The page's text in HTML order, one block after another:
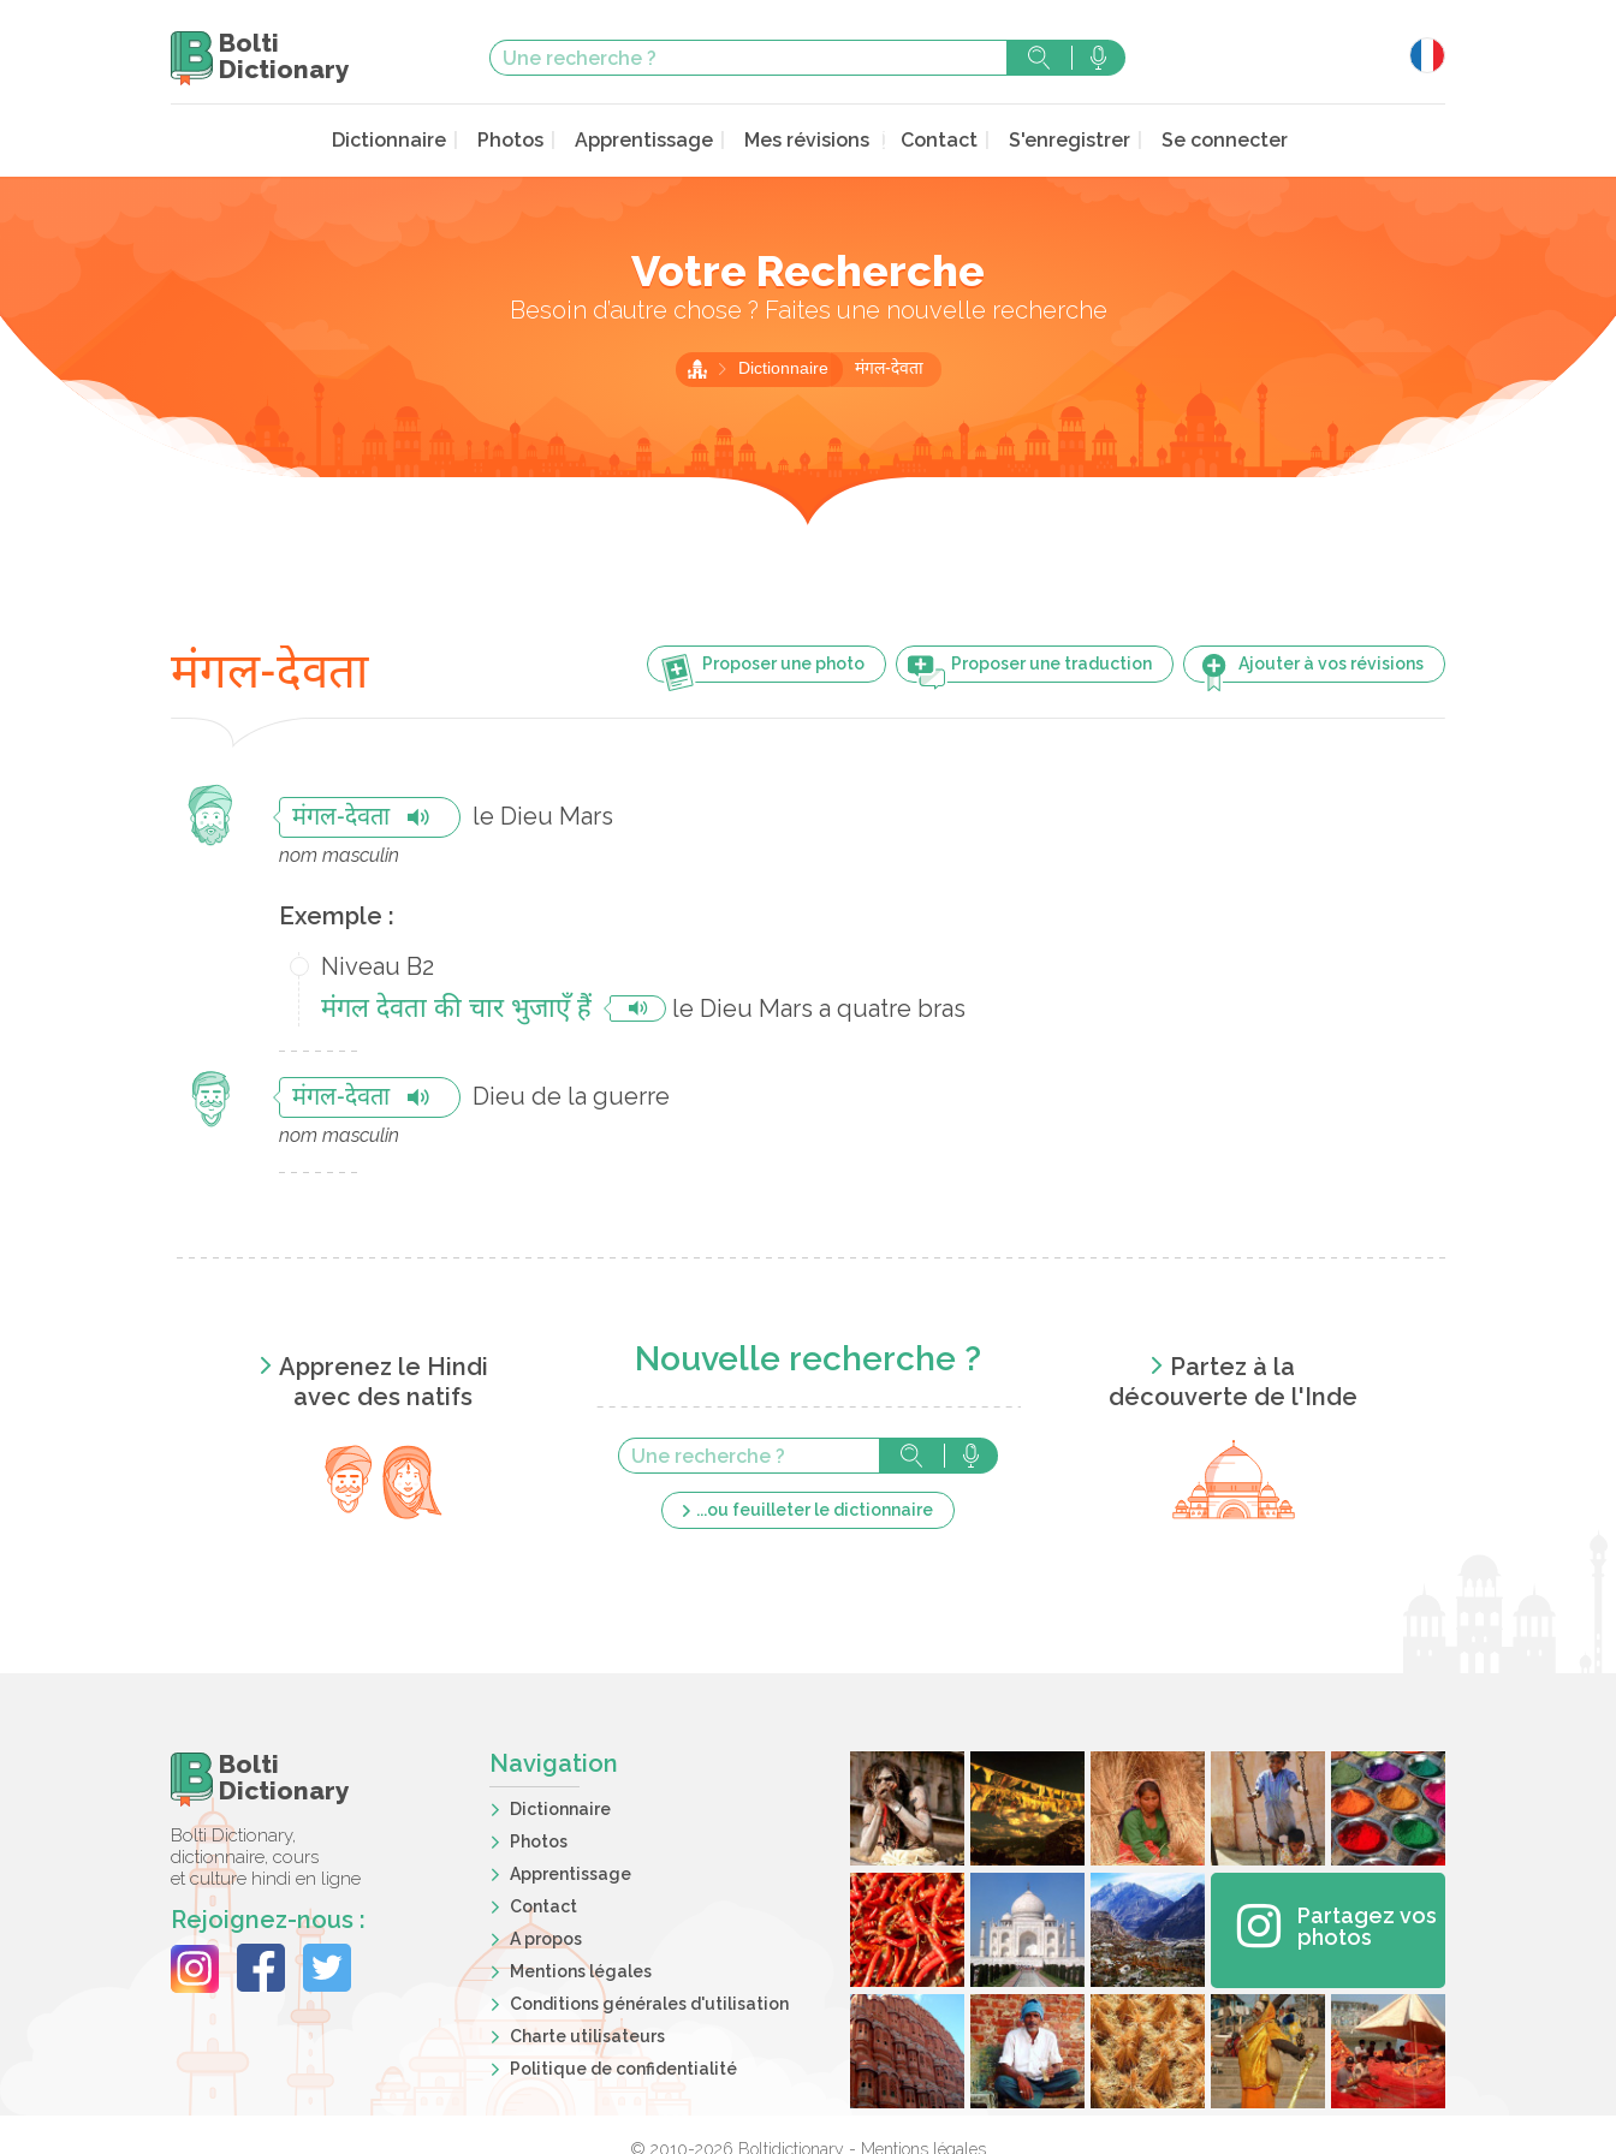
Bolti
Dictionary
Dictionnaire Photos Apprentissage Mes révisions Contact S'enregistrer Se connecter
Votre Recherche
Besoin d’autre chose ? Faites une nouvelle recherche
Dictionnaire मंगल-देवता
Proposer une photo Proposer une traduction Ajouter à vos révisions
मंगल-देवता
मंगल-देवता le Dieu Mars
nom masculin
Exemple :
Niveau B2
मंगल देवता की चार भुजाएँ हैं le Dieu Mars a quatre bras
मंगल-देवता Dieu de la guerre
nom masculin
Apprenez le Hindi
avec des natifs
Nouvelle recherche ?
...ou feuilleter le dictionnaire
Partez à la
découverte de l'Inde
Bolti
Dictionary
Bolti Dictionary,
dictionnaire, cours
et culture hindi en ligne
Rejoignez-nous :
Navigation
Dictionnaire
Photos
Apprentissage
Contact
A propos
Mentions légales
Conditions générales d'utilisation
Charte utilisateurs
Politique de confidentialité
Partagez vos
photos
© 2010-2026 Boltidictionary - Mentions légales